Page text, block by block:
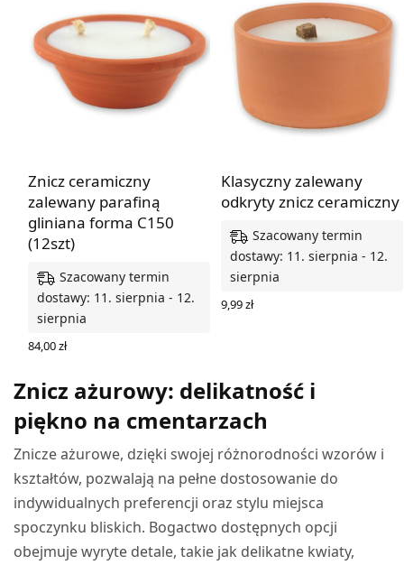
Znicz ceramiczny
zalewany parafiną
gliniana forma C150
(12szt)
Szacowany termin
dostawy: 11. sierpnia - 12.
sierpnia
84,00zł
Klasyczny zalewany
odkryty znicz ceramiczny
Szacowany termin
dostawy: 11. sierpnia - 12.
sierpnia
9,99zł
Znicz ażurowy: delikatność i
piękno na cmentarzach
Znicze ażurowe, dzięki swojej różnorodności wzorów i
kształtów, pozwalają na pełne dostosowanie do
indywidualnych preferencji oraz stylu miejsca
spoczynku bliskich. Bogactwo dostępnych opcji
obejmuje wyryte detale, takie jak delikatne kwiaty,